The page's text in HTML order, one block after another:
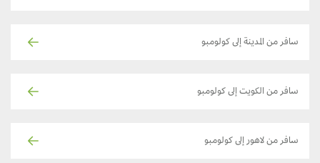
سافر من المدينة إلى كولومبو
سافر من الكويت إلى كولومبو
سافر من لاهور إلى كولومبو